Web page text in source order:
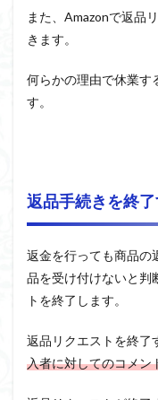
また、Amazonで返品
きます。
何らかの理由で休業す
す。
返品手続きを終
返金を行っても商品の
品を受け付けないと判
トを終了します。
返品リクエストを終了
入者に対してのコメン